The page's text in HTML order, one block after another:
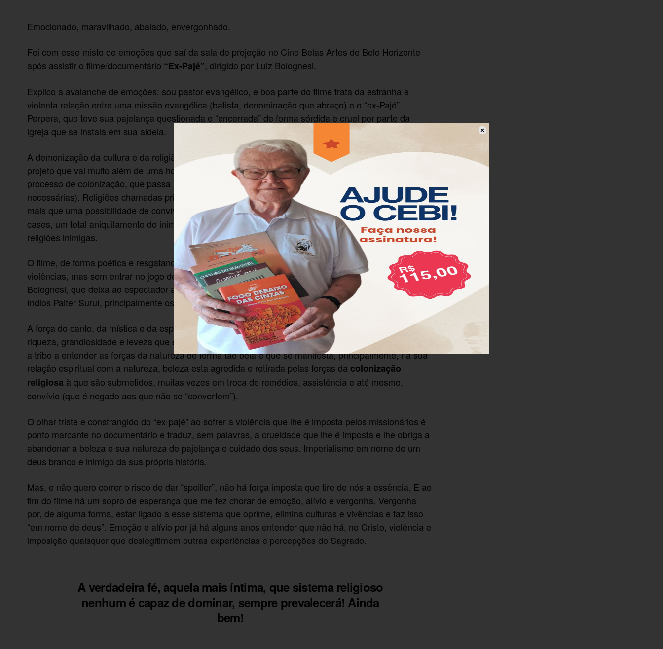
Emocionado, maravilhado, abalado, envergonhado.
Foi com esse misto de emoções que saí da sala de projeção no Cine Belas Artes de Belo Horizonte
após assistir o filme/documentário “Ex-Pajé”, dirigido por Luiz Bolognesi.
Explico a avalanche de emoções: sou pastor evangélico, e boa parte do filme trata da estranha e
violenta relação entre uma missão evangélica (batista, denominação que abraço) e o “ex-Pajé”
Perpera, que teve sua pajelança questionada e “encerrada” de forma sórdida e cruel por parte da
igreja que se instala em sua aldeia.
A demonização da cultura e da religião indígena é de uma violência sem tamanho. Nada novo para um
projeto que vai muito além de uma honesta evangelização, mas trata-se, na verdade, de um grande
processo de colonização, que passa pelo discurso e força da religião “cristã” (as aspas aqui são
necessárias). Religiões chamadas primitivas e, geralmente não brancas, são sempre demonizadas e,
mais que uma possibilidade de convívio entre asdiferentes cosmovisões, faz-se necessário, nesses
casos, um total aniquilamento do inimigo, para que o projeto final seja concretizado: o total ocaso das
religiões inimigas.
O filme, de forma poética e resgatando o melhor sentido do profetismo, faz a denúncia dessas
violências, mas sem entrar no jogo de certo/errado, o que dá mais força ainda à narrativa dirigida por
Bolognesi, que deixa ao espectador a percepção e a conscientização através da própria vivência dos
índios Paiter Suruí, principalmente os dramas do “ex-pajé” Perpera.
A força do canto, da mística e da espiritualidade indígena são de emocionar e nos fazem perceber a
riqueza, grandiosidade e leveza que existem numa cultura milenar (bem anterior à fé cristã) e que leva
a tribo a entender as forças da natureza de forma tão bela e que se manifesta, principalmente, na sua
relação espiritual com a natureza, beleza esta agredida e retirada pelas forças da colonização
religiosa à que são submetidos, muitas vezes em troca de remédios, assistência e até mesmo,
convívio (que é negado aos que não se “convertem”).
O olhar triste e constrangido do “ex-pajé” ao sofrer a violência que lhe é imposta pelos missionários é
ponto marcante no documentário e traduz, sem palavras, a crueldade que lhe é imposta e lhe obriga a
abandonar a beleza e sua natureza de pajelança e cuidado dos seus. Imperialismo em nome de um
deus branco e inimigo da sua própria história.
Mas, e não quero correr o risco de dar “spoiller”, não há força imposta que tire de nós a essência. E ao
fim do filme há um sopro de esperança que me fez chorar de emoção, alívio e vergonha. Vergonha
por, de alguma forma, estar ligado a esse sistema que oprime, elimina culturas e vivências e faz isso
“em nome de deus”. Emoção e alívio por já há alguns anos entender que não há, no Cristo, violência e
imposição quaisquer que deslegitimem outras experiências e percepções do Sagrado.
A verdadeira fé, aquela mais íntima, que sistema religioso
nenhum é capaz de dominar, sempre prevalecerá! Ainda
bem!